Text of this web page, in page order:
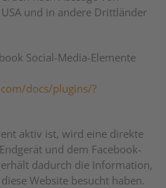
und in andere Drittländer
Social-Media-Elemente
docs/plugins/?
aktiv ist, wird eine direkte
und dem Facebook-
dadurch die Information,
Website besucht haben.